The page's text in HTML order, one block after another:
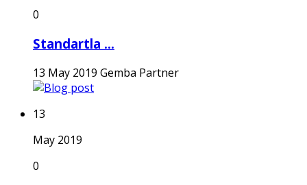
0
Standartla ...
13 May 2019 Gemba Partner
13
May 2019
0